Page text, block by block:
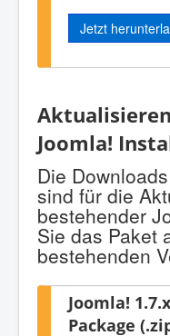
Jetzt
Joomla!
Die
sind für die
bestehender
Sie das Paket
bestehenden
Joomla!
Package